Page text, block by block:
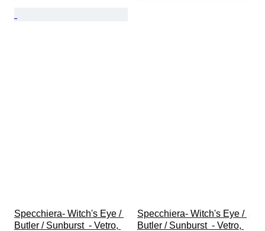
Specchiera- Witch's Eye /
Butler / Sunburst  - Vetro,
Specchiera- Witch's Eye /
Butler / Sunburst  - Vetro,